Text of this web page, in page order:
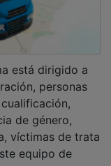
personas
de género,
víctimas de trata
equipo de
herramienta de